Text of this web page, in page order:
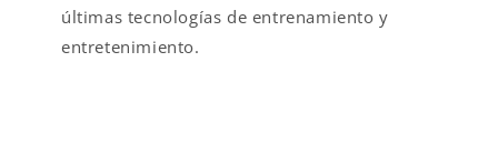
últimas tecnologías de entrenamiento y
entretenimiento.